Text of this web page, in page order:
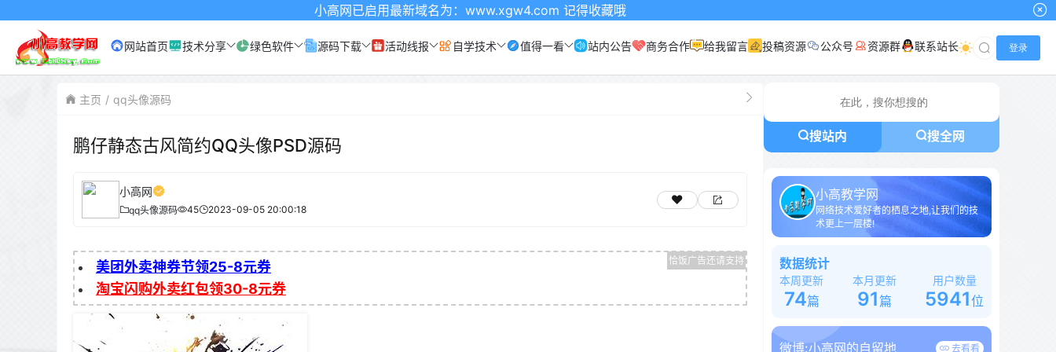
小高网已启用最新域名为：www.xgw4.com 记得收藏哦
网站首页 技术分享 绿色软件 源码下载 活动线报 自学技术 值得一看 站内公告 商务合作 给我留言 投稿资源 公众号 资源群 联系站长 登录
主页 qq头像源码
鹏仔静态古风简约QQ头像PSD源码
小高网
qq头像源码 45 2023-09-05 20:00:18
美团外卖神券节领25-8元券
淘宝闪购外卖红包领30-8元券
搜站内 搜全网
小高教学网
网络技术爱好者的栖息之地,让我们的技
术更上一层楼!
数据统计
本周更新
74篇
本月更新
91篇
用户数量
5941位
微博:小高网的自留地 去看看